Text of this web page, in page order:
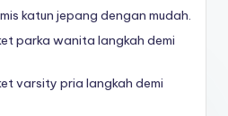
katun jepang dengan mudah.
parka wanita langkah demi
varsity pria langkah demi